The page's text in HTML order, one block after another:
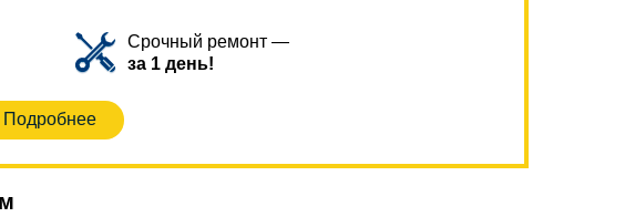
Срочный ремонт —
за 1 день!
Подробнее